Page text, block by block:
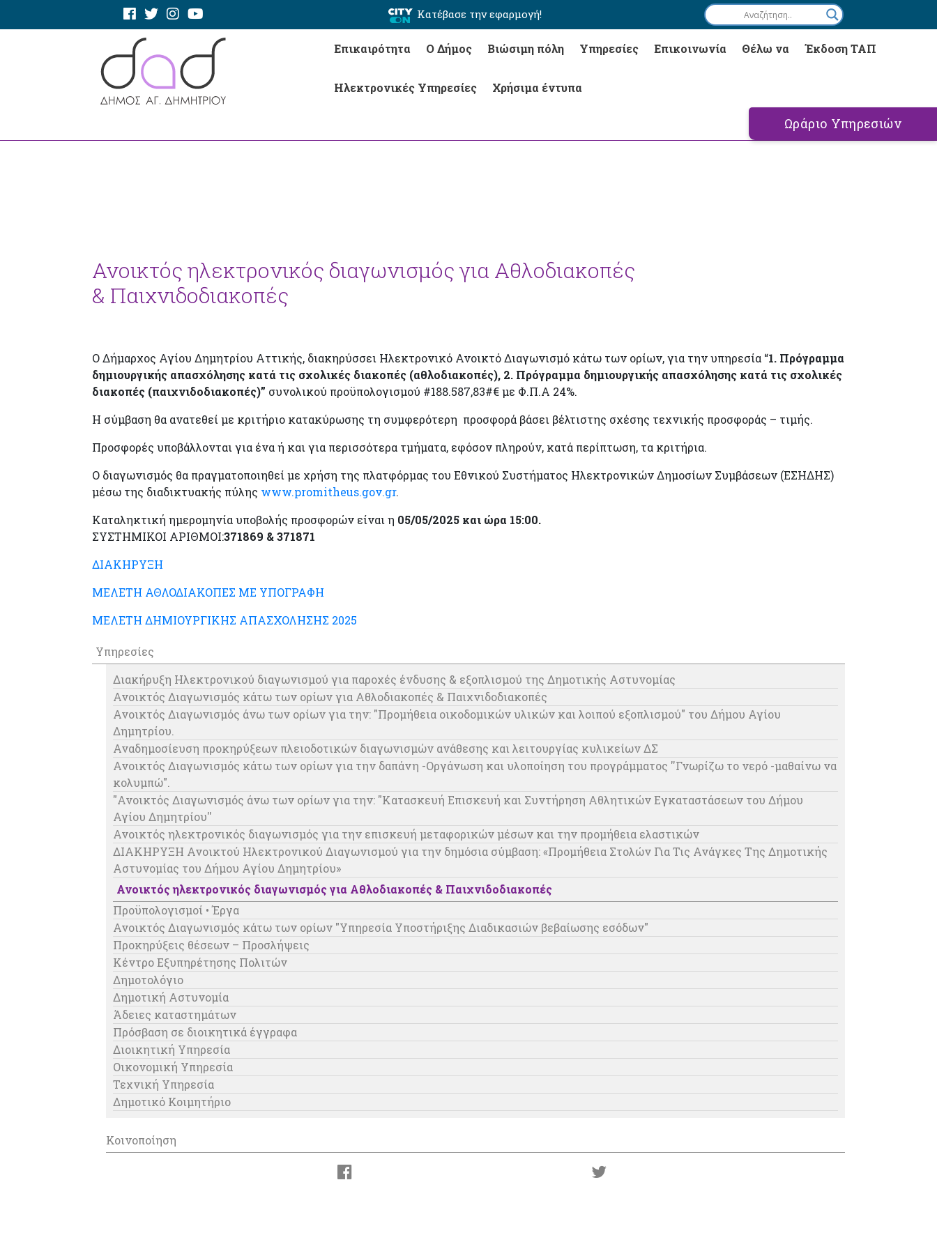
Κατέβασε την εφαρμογή!
Επικαιρότητα Ο Δήμος Βιώσιμη πόλη Υπηρεσίες Επικοινωνία Θέλω να Έκδοση ΤΑΠ
Ηλεκτρονικές Υπηρεσίες Χρήσιμα έντυπα
Ωράριο Υπηρεσιών
Ανοικτός ηλεκτρονικός διαγωνισμός για Αθλοδιακοπές
& Παιχνιδοδιακοπές
Ο Δήμαρχος Αγίου Δημητρίου Αττικής, διακηρύσσει Ηλεκτρονικό Ανοικτό Διαγωνισμό κάτω των ορίων, για την υπηρεσία “1. Πρόγραμμα
δημιουργικής απασχόλησης κατά τις σχολικές διακοπές (αθλοδιακοπές), 2. Πρόγραμμα δημιουργικής απασχόλησης κατά τις σχολικές
διακοπές (παιχνιδοδιακοπές)” συνολικού προϋπολογισμού #188.587,83#€ με Φ.Π.Α 24%.
Η σύμβαση θα ανατεθεί με κριτήριο κατακύρωσης τη συμφερότερη προσφορά βάσει βέλτιστης σχέσης τεχνικής προσφοράς – τιμής.
Προσφορές υποβάλλονται για ένα ή και για περισσότερα τμήματα, εφόσον πληρούν, κατά περίπτωση, τα κριτήρια.
Ο διαγωνισμός θα πραγματοποιηθεί με χρήση της πλατφόρμας του Εθνικού Συστήματος Ηλεκτρονικών Δημοσίων Συμβάσεων (ΕΣΗΔΗΣ)
μέσω της διαδικτυακής πύλης www.promitheus.gov.gr.
Καταληκτική ημερομηνία υποβολής προσφορών είναι η 05/05/2025 και ώρα 15:00.
ΣΥΣΤΗΜΙΚΟΙ ΑΡΙΘΜΟΙ:371869 & 371871
ΔΙΑΚΗΡΥΞΗ
ΜΕΛΕΤΗ ΑΘΛΟΔΙΑΚΟΠΕΣ ΜΕ ΥΠΟΓΡΑΦΗ
ΜΕΛΕΤΗ ΔΗΜΙΟΥΡΓΙΚΗΣ ΑΠΑΣΧΟΛΗΣΗΣ 2025
Υπηρεσίες
Διακήρυξη Ηλεκτρονικού διαγωνισμού για παροχές ένδυσης & εξοπλισμού της Δημοτικής Αστυνομίας
Ανοικτός Διαγωνισμός κάτω των ορίων για Αθλοδιακοπές & Παιχνιδοδιακοπές
Ανοικτός Διαγωνισμός άνω των ορίων για την: "Προμήθεια οικοδομικών υλικών και λοιπού εξοπλισμού" του Δήμου Αγίου
Δημητρίου.
Αναδημοσίευση προκηρύξεων πλειοδοτικών διαγωνισμών ανάθεσης και λειτουργίας κυλικείων ΔΣ
Ανοικτός Διαγωνισμός κάτω των ορίων για την δαπάνη -Οργάνωση και υλοποίηση του προγράμματος ''Γνωρίζω το νερό -μαθαίνω να
κολυμπώ".
"Ανοικτός Διαγωνισμός άνω των ορίων για την: "Κατασκευή Επισκευή και Συντήρηση Αθλητικών Εγκαταστάσεων του Δήμου
Αγίου Δημητρίου''
Ανοικτός ηλεκτρονικός διαγωνισμός για την επισκευή μεταφορικών μέσων και την προμήθεια ελαστικών
ΔΙΑΚΗΡΥΞΗ Ανοικτού Ηλεκτρονικού Διαγωνισμού για την δημόσια σύμβαση: «Προμήθεια Στολών Για Τις Ανάγκες Της Δημοτικής
Αστυνομίας του Δήμου Αγίου Δημητρίου»
Ανοικτός ηλεκτρονικός διαγωνισμός για Αθλοδιακοπές & Παιχνιδοδιακοπές
Προϋπολογισμοί • Έργα
Ανοικτός Διαγωνισμός κάτω των ορίων "Υπηρεσία Υποστήριξης Διαδικασιών βεβαίωσης εσόδων"
Προκηρύξεις θέσεων – Προσλήψεις
Κέντρο Εξυπηρέτησης Πολιτών
Δημοτολόγιο
Δημοτική Αστυνομία
Άδειες καταστημάτων
Πρόσβαση σε διοικητικά έγγραφα
Διοικητική Υπηρεσία
Οικονομική Υπηρεσία
Τεχνική Υπηρεσία
Δημοτικό Κοιμητήριο
Κοινοποίηση